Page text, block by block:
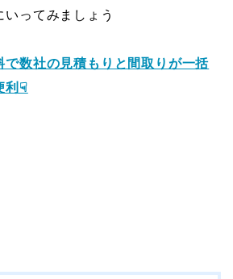
ってみましょう
で数社の見積もりと間取りが一括
利☟